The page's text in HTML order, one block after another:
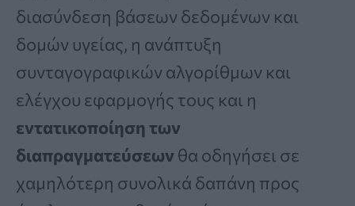
διασύνδεση βάσεων δεδομένων και
δομών υγείας, η ανάπτυξη
συνταγογραφικών αλγορίθμων και
ελέγχου εφαρμογής τους και η
εντατικοποίηση των
διαπραγματεύσεων θα οδηγήσει σε
χαμηλότερη συνολικά δαπάνη προς